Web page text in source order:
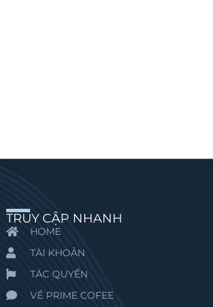
TRUY CẬP NHANH
HOME
TÀI KHOẢN
TÁC QUYỀN
VỀ PRIME COFEE